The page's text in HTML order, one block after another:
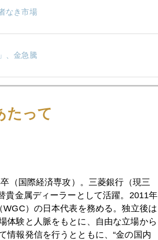
なき市場
、金急騰
長はアンチ・ゴールド派
たって
（国際経済専攻）。三菱銀行（現三
貴金属ディーラーとして活躍。2011年
）の日本代表を務める。独立後は
体験と人脈をもとに、自由な立場から
情報発信を行うとともに、“金の国内